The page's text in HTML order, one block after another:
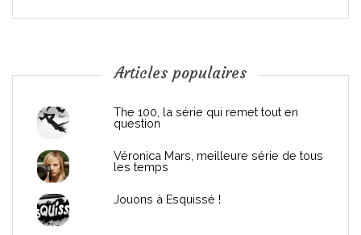
n
Articles populaires
The 100, la série qui remet tout en
question
Véronica Mars, meilleure série de tous
les temps
Jouons à Esquissé !